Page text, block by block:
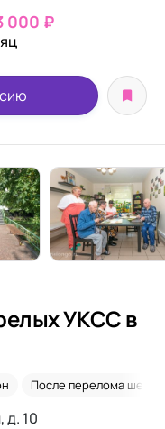
000 ₽
УКСС в
После перелома шейки
д. 10